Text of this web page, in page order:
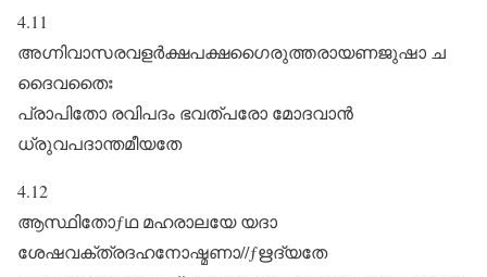
4.11
അഗ്നിവാസരവളർക്ഷപക്ഷഗൈരുത്തരായണജുഷാ ച
ദൈവതൈഃ
പ്രാപിതോ രവിപദം ഭവത്പരോ മോദവാൻ
ധ്രുവപദാന്തമീയതേ
4.12
ആസ്ഥിതോƒഥ മഹരാലയേ യദാ
ശേഷവക്ത്രദഹനോഷ്മണാ//ƒഋദ്യതേ